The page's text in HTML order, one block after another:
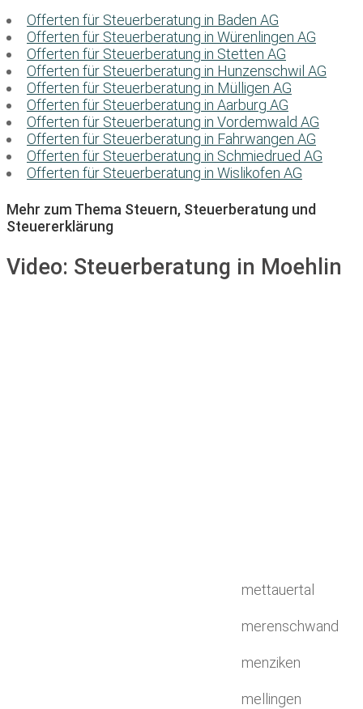
Offerten für Steuerberatung in Baden AG
Offerten für Steuerberatung in Würenlingen AG
Offerten für Steuerberatung in Stetten AG
Offerten für Steuerberatung in Hunzenschwil AG
Offerten für Steuerberatung in Mülligen AG
Offerten für Steuerberatung in Aarburg AG
Offerten für Steuerberatung in Vordemwald AG
Offerten für Steuerberatung in Fahrwangen AG
Offerten für Steuerberatung in Schmiedrued AG
Offerten für Steuerberatung in Wislikofen AG
Mehr zum Thema Steuern, Steuerberatung und
Steuererklärung
Video: Steuerberatung in Moehlin
mettauertal
merenschwand
menziken
mellingen